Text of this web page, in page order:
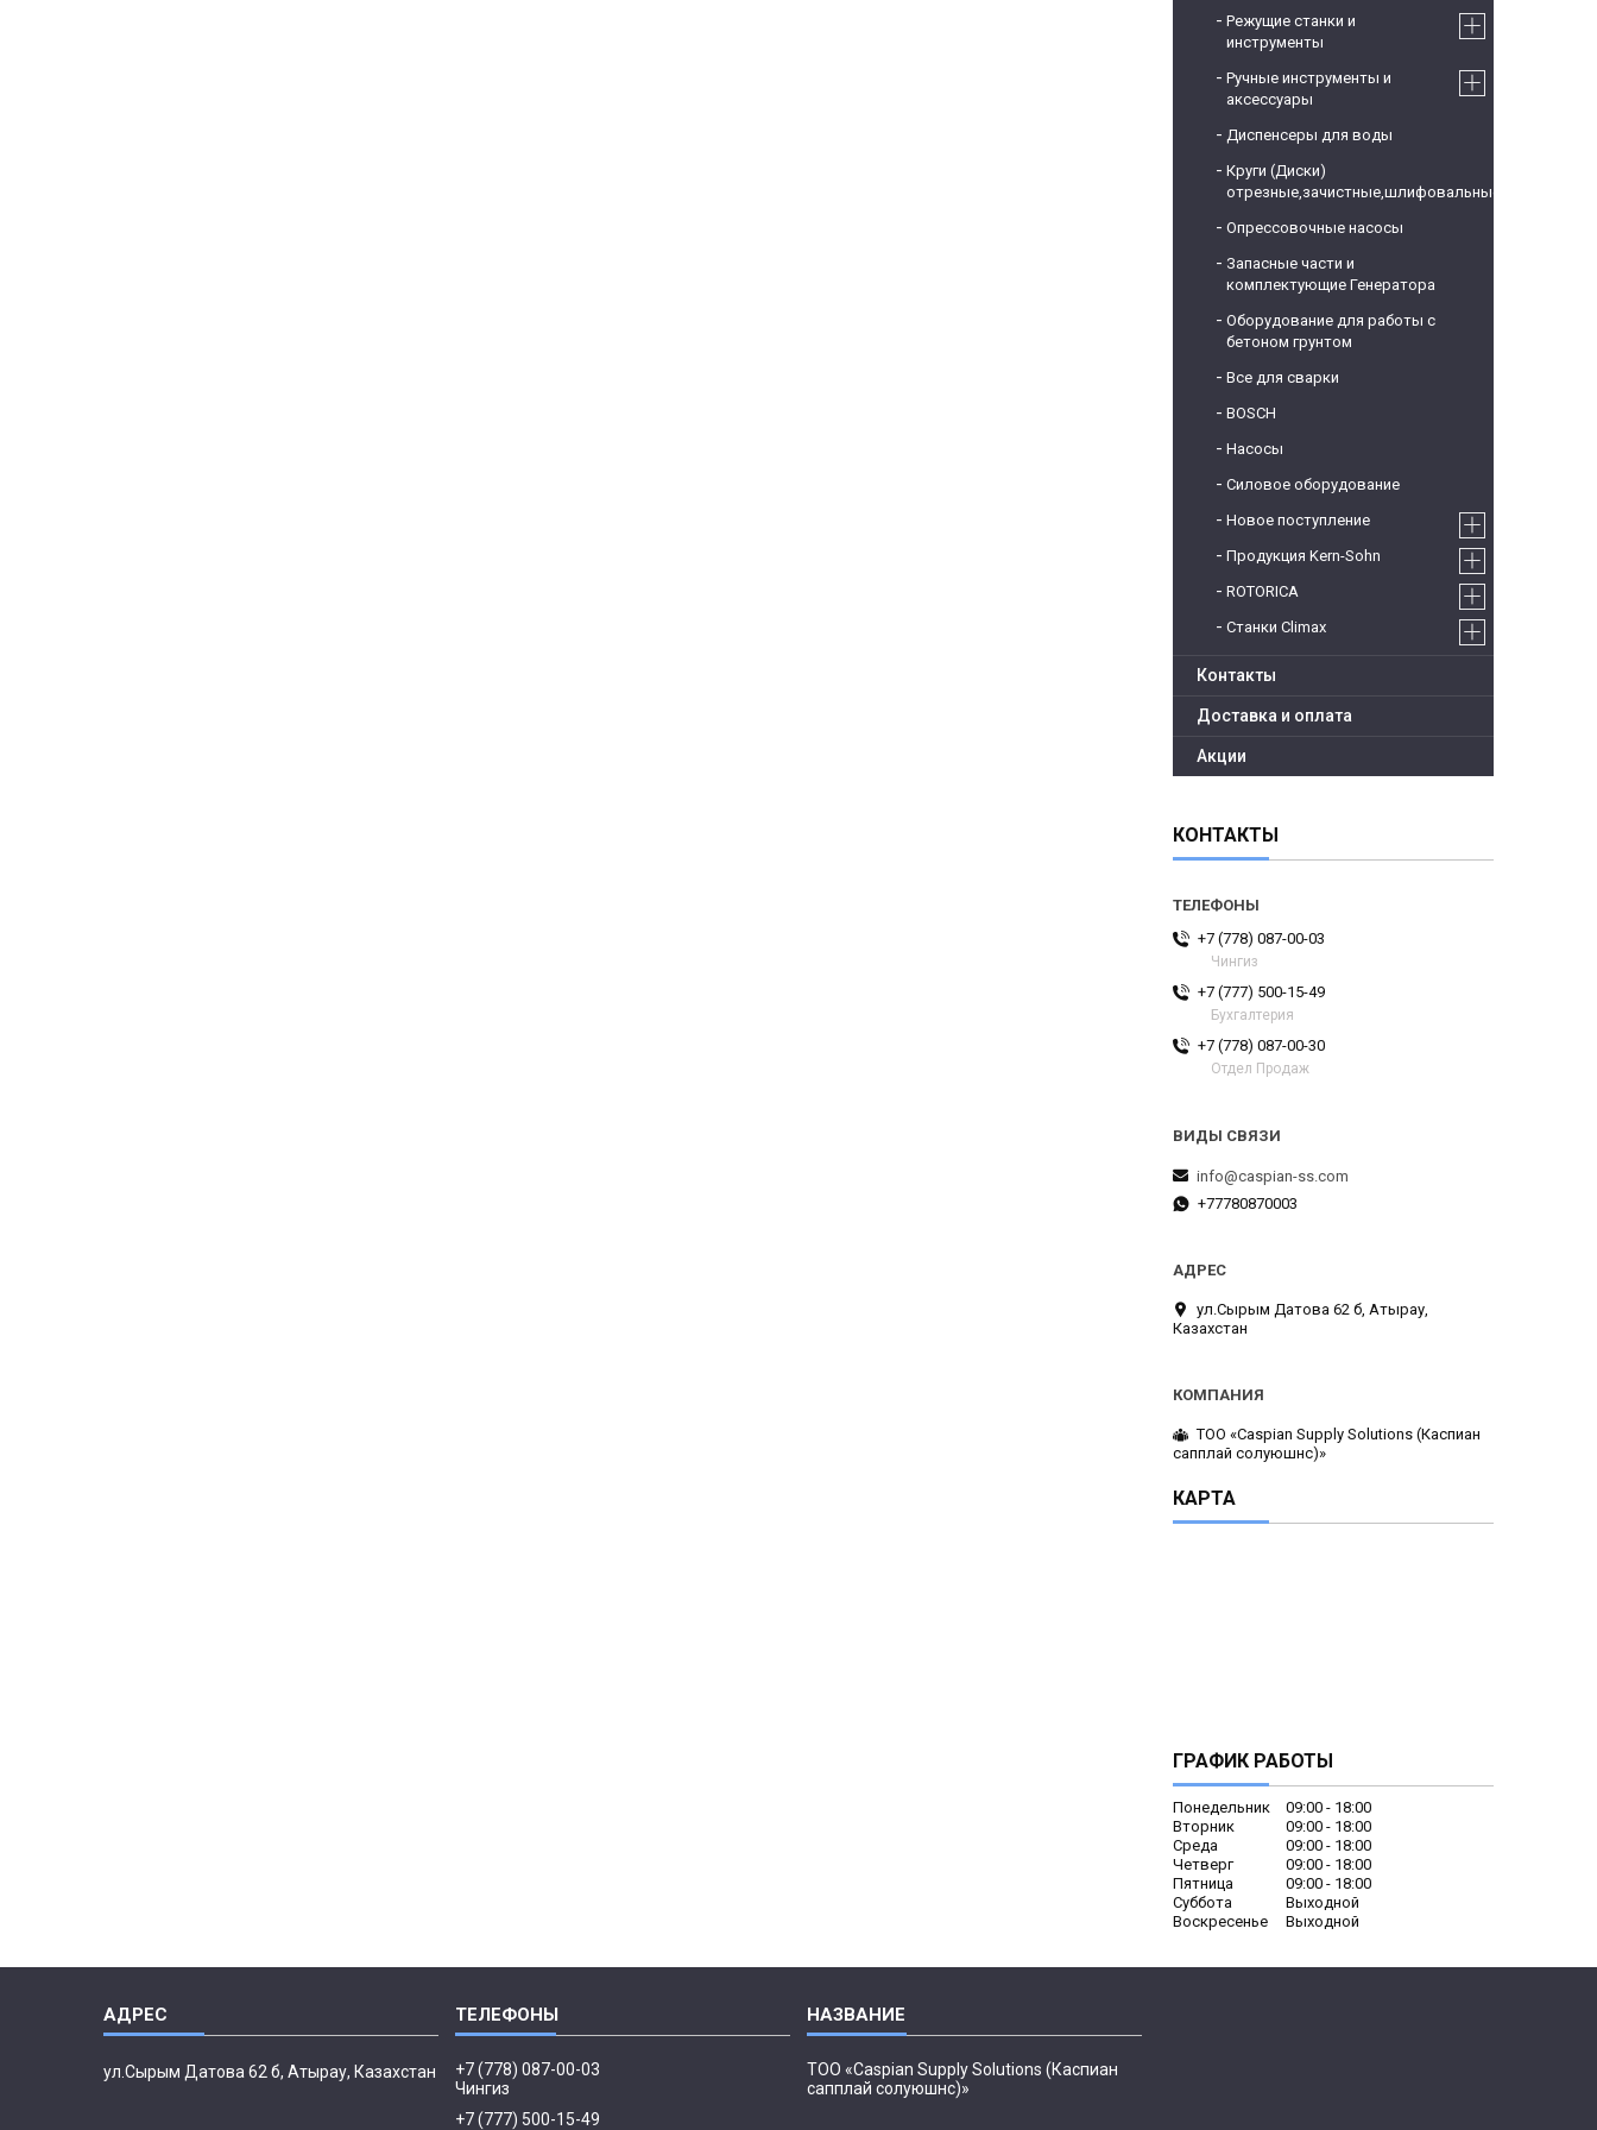
Режущие станки и
инструменты
Ручные инструменты и
аксессуары
Диспенсеры для воды
Круги (Диски)
отрезные,зачистные,шлифовальные
Опрессовочные насосы
Запасные части и
комплектующие Генератора
Оборудование для работы с
бетоном грунтом
Все для сварки
BOSCH
Насосы
Силовое оборудование
Новое поступление
Продукция Kern-Sohn
ROTORICA
Станки Climax
Контакты
Доставка и оплата
Акции
КОНТАКТЫ
+7 (778) 087-00-03
Чингиз
+7 (777) 500-15-49
Бухгалтерия
+7 (778) 087-00-30
Отдел Продаж
info@caspian-ss.com
+77780870003
ул.Сырым Датова 62 б, Атырау,
Казахстан
ТОО «Caspian Supply Solutions (Каспиан
сапплай солуюшнс)»
КАРТА
ГРАФИК РАБОТЫ
Понедельник 09:00
18:00
Вторник
09:00
18:00
Среда
09:00
18:00
Четверг
09:00
18:00
Пятница
09:00
18:00
Суббота
Выходной
Воскресенье
Выходной
ул.Сырым Датова 62 б, Атырау, Казахстан
+7 (778) 087-00-03
Чингиз
+7 (777) 500-15-49
ТОО «Caspian Supply Solutions (Каспиан
сапплай солуюшнс)»